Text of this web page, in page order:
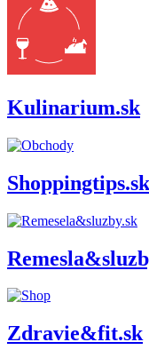
Kulinarium.sk
Shoppingtips.sk
Zdravie&fit.sk